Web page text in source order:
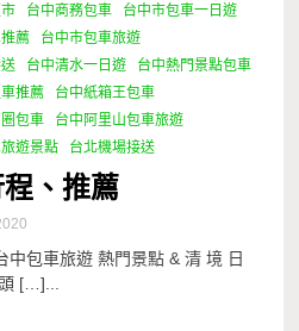
台中商務包車
台中市包車一日遊
薦
台中市包車旅遊
台中清水一日遊
台中熱門景點包車
推薦
台中紙箱王包車
包車
台中阿里山包車旅遊
遊景點 台北機場接送
、推薦
中包車旅遊 熱門景點 & 清 境 日
月 潭 埔 里 集 集 車 埕 溪 頭 […]...